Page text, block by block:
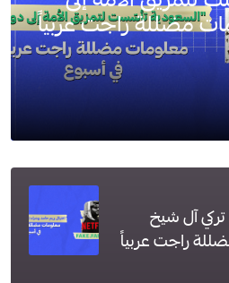
مضللة راجت عربياً
آل شيخ
راجت عربياً